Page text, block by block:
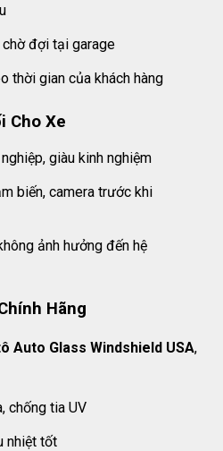
chờ đợi tại garage
thời gian của khách hàng
Cho Xe
giàu kinh nghiệm
biến, camera trước khi
ảnh hưởng đến hệ
Hãng
Auto Glass Windshield USA,
chống tia UV
nhiệt tốt